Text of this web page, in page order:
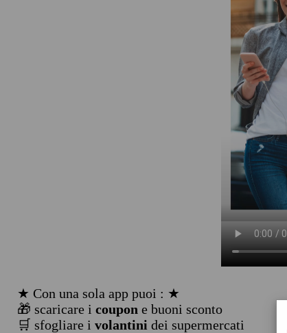
★ Con una sola app puoi : ★
🎁 scaricare i coupon e buoni sconto
🛒 sfogliare i volantini dei supermercati